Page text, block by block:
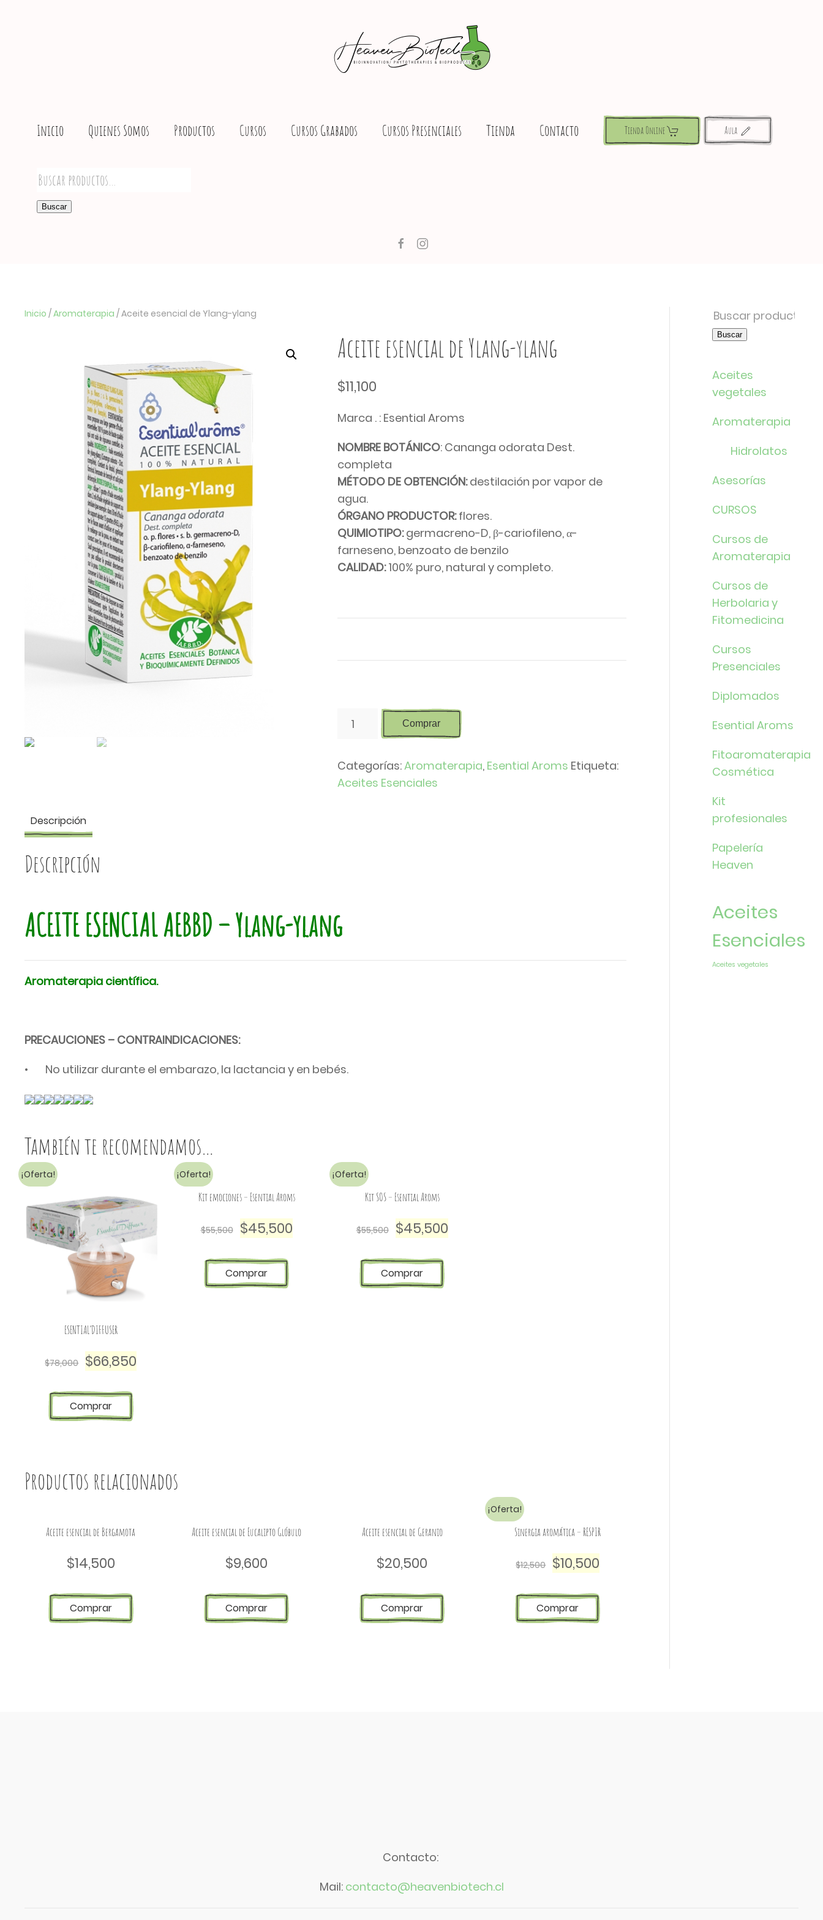
Inicio Quienes Somos Productos Cursos Cursos Grabados Cursos Presenciales Tienda Contacto Tienda Online Aula
Buscar
por:Buscar
Inicio /Aromaterapia / Aceite esencial de Ylang-ylang
Aceite esencial de Ylang-ylang
$11,100
Marca . : Esential Aroms
NOMBRE BOTÁNICO: Cananga odorata Dest.
completa
MÉTODO DE OBTENCIÓN:destilación por vapor de
agua.
ÓRGANO PRODUCTOR:flores.
QUIMIOTIPO:germacreno-D, β-cariofileno, α-
farneseno, benzoato de benzilo
CALIDAD:100% puro, natural y completo.
Aceite
esencial
Ylang-
ylang
Comprar
Categorías:Aromaterapia, Esential Aroms Etiqueta:
Aceites Esenciales
Descripción
Descripción
ACEITE ESENCIAL AEBBD – Ylang-ylang
Aromaterapia científica.
PRECAUCIONES – CONTRAINDICACIONES:
• No utilizar durante el embarazo, la lactancia y en bebés.
También te recomendamos…
¡Oferta!
ESENTIAL’DIFFUSER
$78,000 $66,850
Comprar
¡Oferta!
Kit emociones – Esential Aroms
$55,500 $45,500
Comprar
¡Oferta!
Kit SOS – Esential Aroms
$55,500 $45,500
Comprar
Productos relacionados
Aceite esencial de Bergamota
$14,500
Comprar
Aceite esencial de Eucalipto Glóbulo
$9,600
Comprar
Aceite esencial de Geranio
$20,500
Comprar
¡Oferta!
Sinergia aromática – RESPIR
$12,500 $10,500
Comprar
Buscar
por:
Buscar
Aceites
vegetales
Aromaterapia
Hidrolatos
Asesorías
CURSOS
Cursos de
Aromaterapia
Cursos de
Herbolaria y
Fitomedicina
Cursos
Presenciales
Diplomados
Esential Aroms
Fitoaromaterapia
Cosmética
Kit
profesionales
Papelería
Heaven
Aceites
Esenciales
Aceites vegetales
Contacto:
Mail: contacto@heavenbiotech.cl